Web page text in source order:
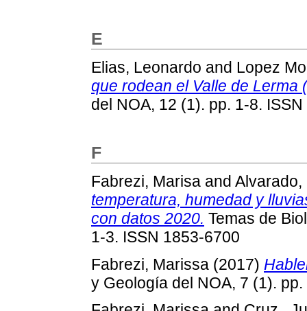
E
Elias, Leonardo and Lopez
que rodean el Valle de Lerma
del NOA, 12 (1). pp. 1-8.
F
Fabrezi, Marisa and Alvarado,
temperatura, humedad y
con datos 2020. Temas de
1-3. ISSN 1853-6700
Fabrezi, Marissa (2017)
y Geología del NOA, 7 (1).